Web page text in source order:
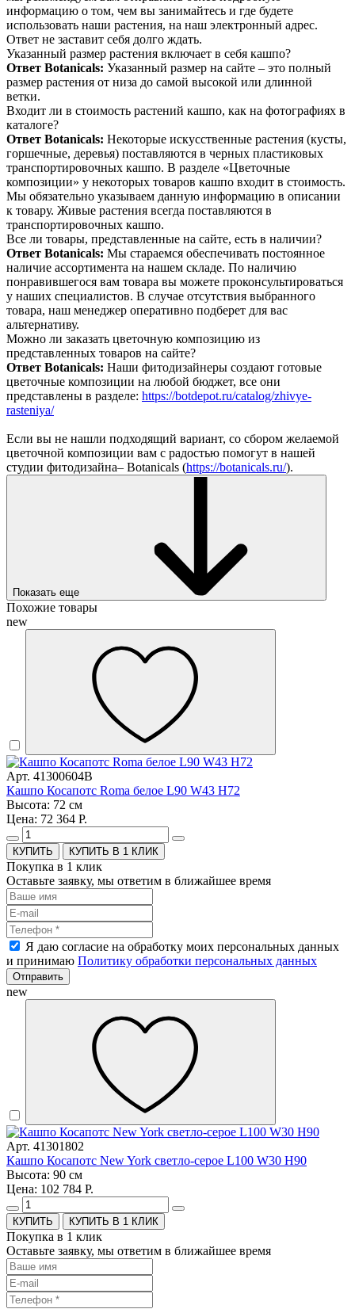
информацию о том, чем вы занимайтесь и где будете
использовать наши растения, на наш электронный адрес.
Ответ не заставит себя долго ждать.
Указанный размер растения включает в себя кашпо?
Ответ Botanicals: Указанный размер на сайте – это полный
размер растения от низа до самой высокой или длинной
ветки.
Входит ли в стоимость растений кашпо, как на фотографиях в
каталоге?
Ответ Botanicals: Некоторые искусственные растения (кусты,
горшечные, деревья) поставляются в черных пластиковых
транспортировочных кашпо. В разделе «Цветочные
композиции» у некоторых товаров кашпо входит в стоимость.
Мы обязательно указываем данную информацию в описании
к товару. Живые растения всегда поставляются в
транспортировочных кашпо.
Все ли товары, представленные на сайте, есть в наличии?
Ответ Botanicals: Мы стараемся обеспечивать постоянное
наличие ассортимента на нашем складе. По наличию
понравившегося вам товара вы можете проконсультироваться
у наших специалистов. В случае отсутствия выбранного
товара, наш менеджер оперативно подберет для вас
альтернативу.
Можно ли заказать цветочную композицию из
представленных товаров на сайте?
Ответ Botanicals: Наши фитодизайнеры создают готовые
цветочные композиции на любой бюджет, все они
представлены в разделе: https://botdepot.ru/catalog/zhivye-
rasteniya/
Если вы не нашли подходящий вариант, со сбором желаемой
цветочной композиции вам с радостью помогут в нашей
студии фитодизайна– Botanicals (https://botanicals.ru/).
Показать еще
Похожие товары
new
Арт. 41300604B
Кашпо Косапотс Roma белое L90 W43 H72
Высота: 72 см
Цена: 72 364 Р.
КУПИТЬ В 1 КЛИК
Покупка в 1 клик
Оставьте заявку, мы ответим в ближайшее время
Я даю согласие на обработку моих персональных данных
и принимаю Политику обработки персональных данных
Отправить
new
Арт. 41301802
Кашпо Косапотс New York светло-серое L100 W30 H90
Высота: 90 см
Цена: 102 784 Р.
КУПИТЬ В 1 КЛИК
Покупка в 1 клик
Оставьте заявку, мы ответим в ближайшее время